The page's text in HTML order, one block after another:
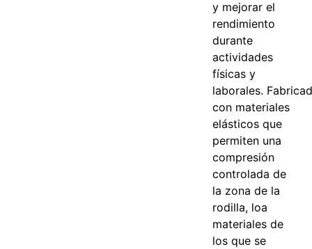
y mejorar el
rendimiento
durante
actividades
físicas y
laborales.
con materiales
elásticos que
permiten una
compresión
controlada de
la zona de la
rodilla, loa
materiales de
los que se